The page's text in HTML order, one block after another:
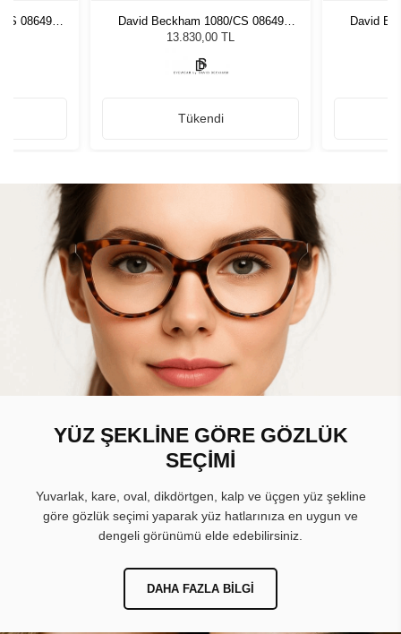
08649
David Beckham 1080/CS 08649
Unisex Güneş Gözlüğü
13.830,00 TL
Tükendi
David
YÜZ ŞEKLİNE GÖRE GÖZLÜK
SEÇİMİ
Yuvarlak, kare, oval, dikdörtgen, kalp ve üçgen yüz şekline
göre gözlük seçimi yaparak yüz hatlarınıza en uygun ve
dengeli görünümü elde edebilirsiniz.
DAHA FAZLA BILGI